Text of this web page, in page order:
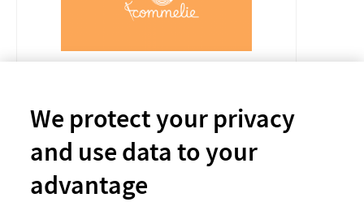
We protect your privacy
and use data to your
advantage